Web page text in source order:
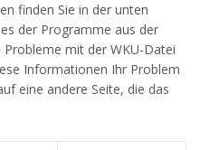
finden Sie in der unten
der Programme aus der
mit der WKU-Datei
Informationen Ihr Problem
eine andere Seite, die das